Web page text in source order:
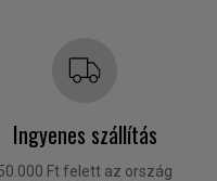
Ingyenes szállítás
Ft felett az ország